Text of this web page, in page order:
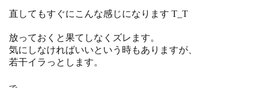
直してもすぐにこんな感じになります T_T
放っておくと果てしなくズレます。
気にしなければいいという時もありますが、
若干イラっとします。